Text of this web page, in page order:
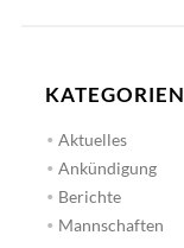
KATEGORIEN
Aktuelles
Ankündigung
Berichte
Mannschaften